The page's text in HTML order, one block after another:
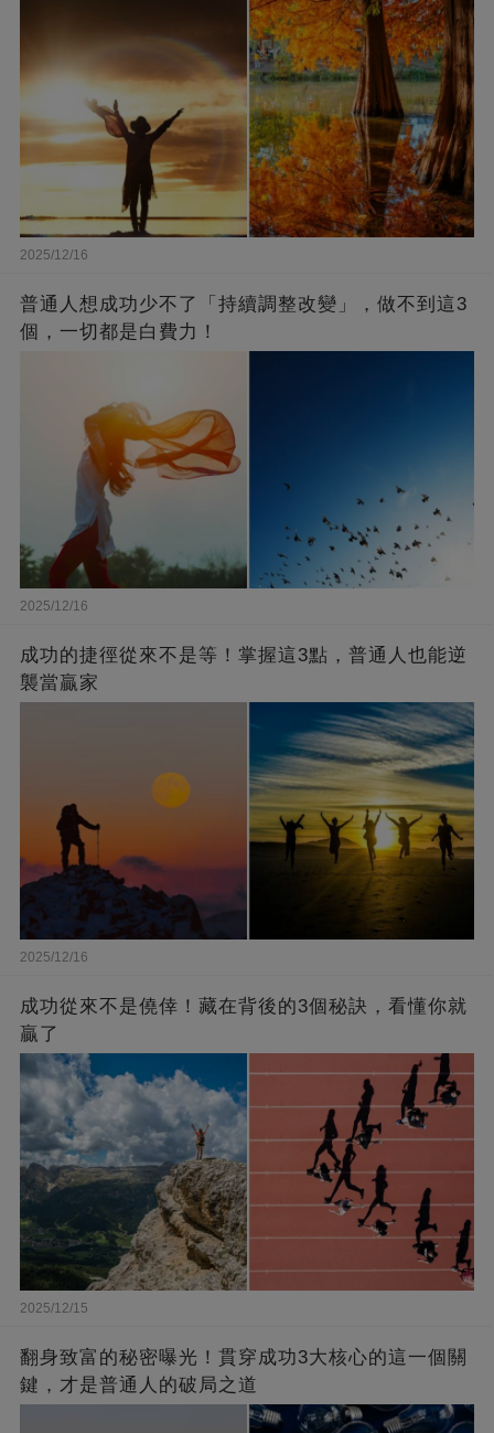
2025/12/16
普通人想成功少不了「持續調整改變」，做不到這3
個，一切都是白費力！
2025/12/16
成功的捷徑從來不是等！掌握這3點，普通人也能逆
襲當贏家
2025/12/16
成功從來不是僥倖！藏在背後的3個秘訣，看懂你就
贏了
2025/12/15
翻身致富的秘密曝光！貫穿成功3大核心的這一個關
鍵，才是普通人的破局之道